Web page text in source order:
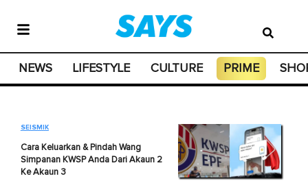
NEWS LIFESTYLE CULTURE PRIME
SEISMIK
Cara Keluarkan & Pindah Wang
Simpanan KWSP Anda Dari Akaun 2
Ke Akaun 3